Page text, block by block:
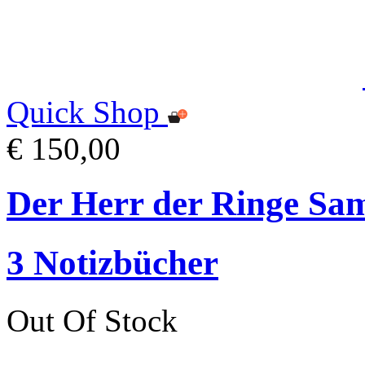
Quick Shop
€ 150,00
Der Herr der Ringe
3 Notizbücher
Out Of Stock